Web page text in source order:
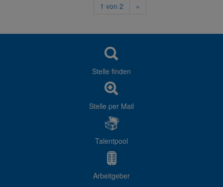
1 von 2 »
Stelle finden
Stelle per Mail
Talentpool
Arbeitgeber